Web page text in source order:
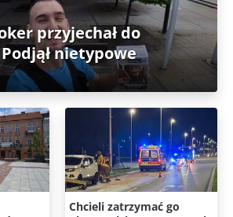
przyjechał do
nietypowe
Chcieli zatrzymać go